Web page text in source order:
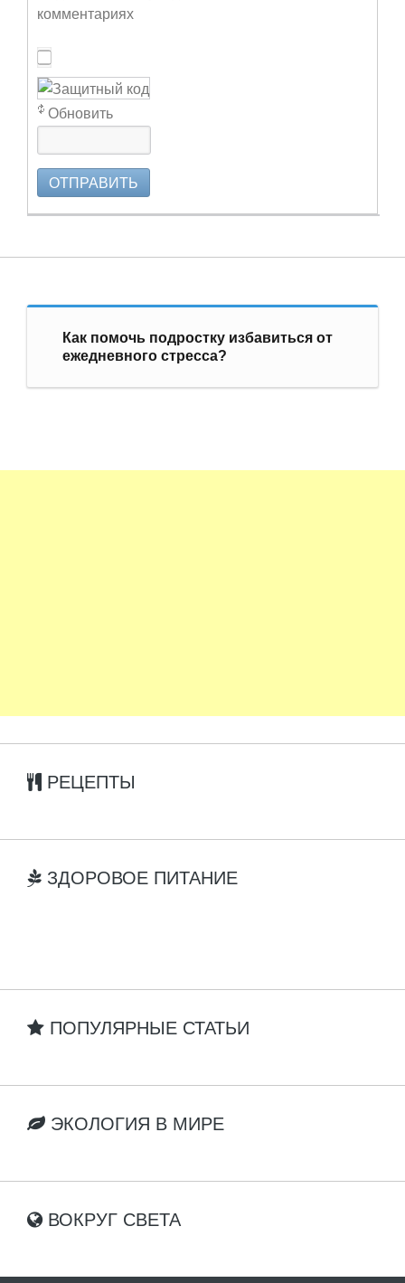
комментариях
Обновить
ОТПРАВИТЬ
Как помочь подростку избавиться от
ежедневного стресса?
РЕЦЕПТЫ
ЗДОРОВОЕ ПИТАНИЕ
ПОПУЛЯРНЫЕ СТАТЬИ
ЭКОЛОГИЯ В МИРЕ
ВОКРУГ СВЕТА